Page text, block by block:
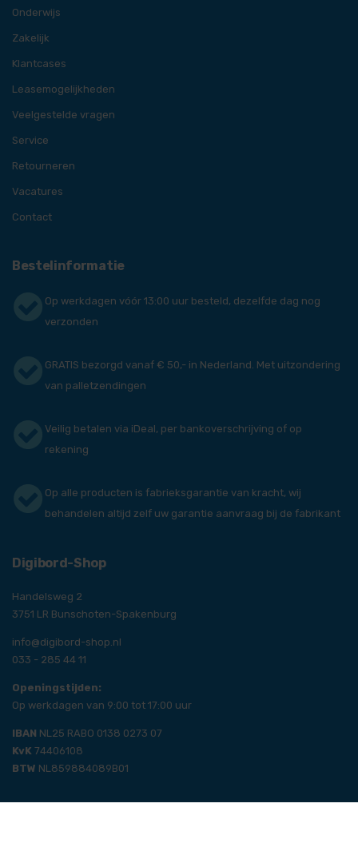
Onderwijs
Zakelijk
Klantcases
Leasemogelijkheden
Veelgestelde vragen
Service
Retourneren
Vacatures
Contact
Bestelinformatie
Op werkdagen vóór 13:00 uur besteld, dezelfde dag nog
verzonden
GRATIS bezorgd vanaf € 50,- in Nederland. Met uitzondering
van palletzendingen
Veilig betalen via iDeal, per bankoverschrijving of op
rekening
Op alle producten is fabrieksgarantie van kracht, wij
behandelen altijd zelf uw garantie aanvraag bij de fabrikant
Digibord-Shop
Handelsweg 2
3751 LR Bunschoten-Spakenburg
info@digibord-shop.nl
033 - 285 44 11
Openingstijden:
Op werkdagen van 9:00 tot 17:00 uur
IBAN NL25 RABO 0138 0273 07
KvK 74406108
BTW NL859884089B01